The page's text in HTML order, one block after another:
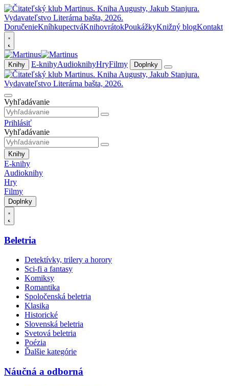
DoručenieKníhkupectváKnihovrátokPoukážkyKnižný blogKontakt
Knihy E-knihyAudioknihyHryFilmy Doplnky
Vyhľadávanie
Prihlásiť
Vyhľadávanie
Knihy
E-knihy
Audioknihy
Hry
Filmy
Doplnky
Beletria
Detektívky, trilery a horory
Sci-fi a fantasy
Komiksy
Romantika
Spoločenská beletria
Klasika
Historické
Slovenská beletria
Svetová beletria
Poézia
Ďalšie kategórie
Náučná a odborná